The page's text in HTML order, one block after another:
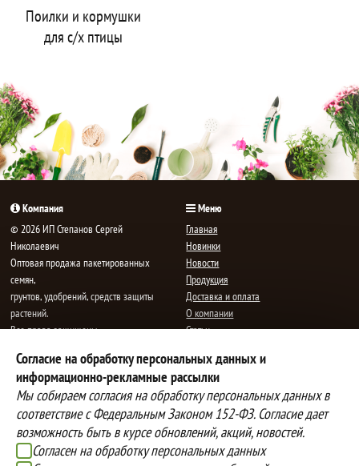
Поилки и кормушки
для с/х птицы
Согласие на обработку персональных данных и
информационно-рекламные рассылки
Мы собираем согласия на обработку персональных данных в
соответствие с Федеральным Законом 152-ФЗ. Согласие дает
возможность быть в курсе обновлений, акций, новостей.
Согласен на обработку персональных данных
Компания
© 2026 ИП Степанов Сергей
Николаевич
Oптовая продажа пакетированных
семян,
грунтов, удобрений, средств защиты
растений.
Все права защищены.
E-mail:mail@semenauspeha.ru
Телефон: +7 (8352) 28-80-34
Адрес: г. Чебоксары, пр. Мира 76 А
Меню
Главная
Новинки
Новости
Продукция
Доставка и оплата
О компании
Статьи
Способы оплаты
Вы можете оплатить покупки
Доставка
Наша компания осуществляет